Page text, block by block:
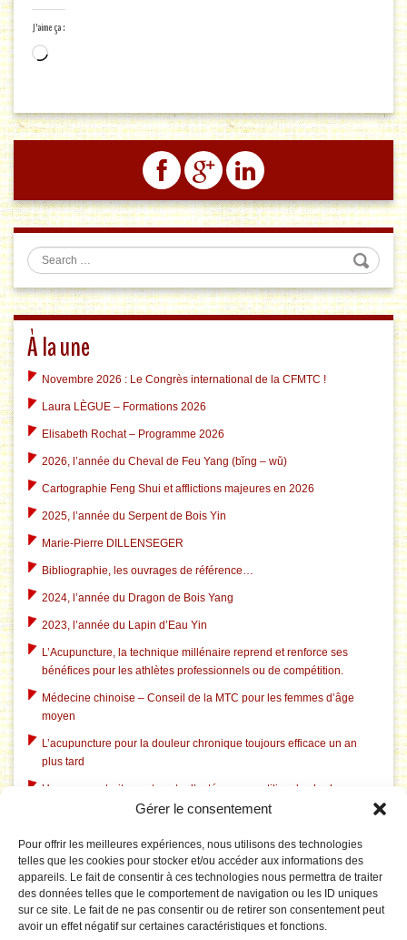
Gérer le consentement
Pour offrir les meilleures expériences, nous utilisons des technologies
telles que les cookies pour stocker et/ou accéder aux informations des
appareils. Le fait de consentir à ces technologies nous permettra de traiter
des données telles que le comportement de navigation ou les ID uniques
sur ce site. Le fait de ne pas consentir ou de retirer son consentement peut
avoir un effet négatif sur certaines caractéristiques et fonctions.
J’aime ça :
Chargement…
Search
À la une
Novembre 2026 : Le Congrès international de la CFMTC !
Laura LÈGUE – Formations 2026
Elisabeth Rochat – Programme 2026
2026, l’année du Cheval de Feu Yang (bǐng – wǔ)
Cartographie Feng Shui et afflictions majeures en 2026
2025, l’année du Serpent de Bois Yin
Marie-Pierre DILLENSEGER
Bibliographie, les ouvrages de référence…
2024, l’année du Dragon de Bois Yang
2023, l’année du Lapin d’Eau Yin
L’Acupuncture, la technique millénaire reprend et renforce ses
bénéfices pour les athlètes professionnels ou de compétition.
Médecine chinoise – Conseil de la MTC pour les femmes d’âge
moyen
L’acupuncture pour la douleur chronique toujours efficace un an
plus tard
Un nouveau traitement contre l’ostéoporose utilise des herbes
chinoises traditionnelles
L’acupuncture aide à l’insomnie liée à la dépression
L’acupuncture corrige le système électrique pathologique du
cerveau dans le syndrome du canal carpien
Le Tai Chi est rentable pour prévenir les chutes chez les personnes